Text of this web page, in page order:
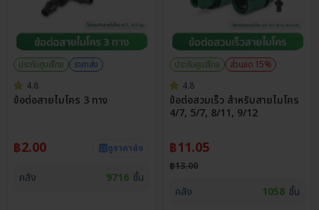
ประกันศูนย์ไทย
ราคาส่ง
4.8
ข้อต่อสายไมโคร 3 ทาง
฿2.00 ดูราคาส่ง
คลัง 9716 ชิ้น
ประกันศูนย์ไทย
ส่วนลด 15%
4.8
ข้อต่อสวมเร็ว สำหรับสายไมโคร
4/7, 5/7, 8/11, 9/12
฿11.05
฿13.00
คลัง 1058 ชิ้น